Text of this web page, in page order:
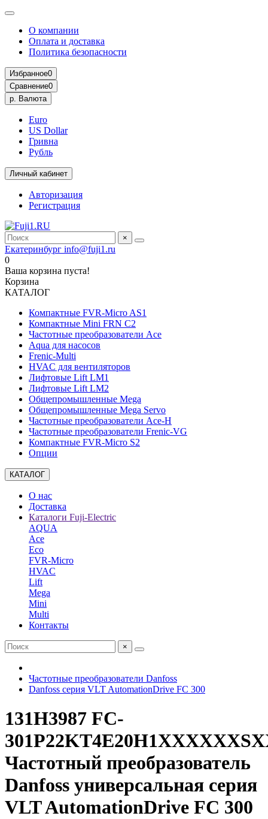
О компании
Оплата и доставка
Политика безопасности
Избранное0
Сравнение0
р. Валюта
Euro
US Dollar
Гривна
Рубль
Личный кабинет
Авторизация
Регистрация
×
Екатеринбург info@fuji1.ru
0
Ваша корзина пуста!
Корзина
КАТАЛОГ
Компактные FVR-Micro AS1
Компактные Mini FRN C2
Частотные преобразователи Ace
Aqua для насосов
Frenic-Multi
HVAC для вентиляторов
Лифтовые Lift LM1
Лифтовые Lift LM2
Общепромышленные Mega
Общепромышленные Mega Servo
Частотные преобразователи Ace-H
Частотные преобразователи Frenic-VG
Компактные FVR-Micro S2
Опции
КАТАЛОГ
О нас
Доставка
Каталоги Fuji-Electric
AQUA
Ace
Eco
FVR-Micro
HVAC
Lift
Mega
Mini
Multi
Контакты
×
Частотные преобразователи Danfoss
Danfoss серия VLT AutomationDrive FC 300
131H3987 FC-
Частотный преобразователь
Danfoss универсальная серия
VLT AutomationDrive FC 300